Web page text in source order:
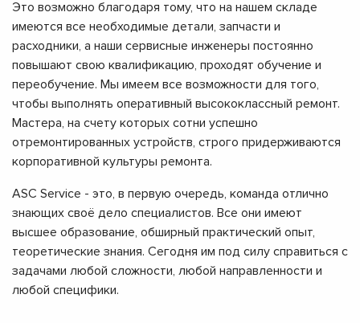
Это возможно благодаря тому, что на нашем складе
имеются все необходимые детали, запчасти и
расходники, а наши сервисные инженеры постоянно
повышают свою квалификацию, проходят обучение и
переобучение. Мы имеем все возможности для того,
чтобы выполнять оперативный высококлассный ремонт.
Мастера, на счету которых сотни успешно
отремонтированных устройств, строго придерживаются
корпоративной культуры ремонта.
ASC Service - это, в первую очередь, команда отлично
знающих своё дело специалистов. Все они имеют
высшее образование, обширный практический опыт,
теоретические знания. Сегодня им под силу справиться с
задачами любой сложности, любой направленности и
любой специфики.